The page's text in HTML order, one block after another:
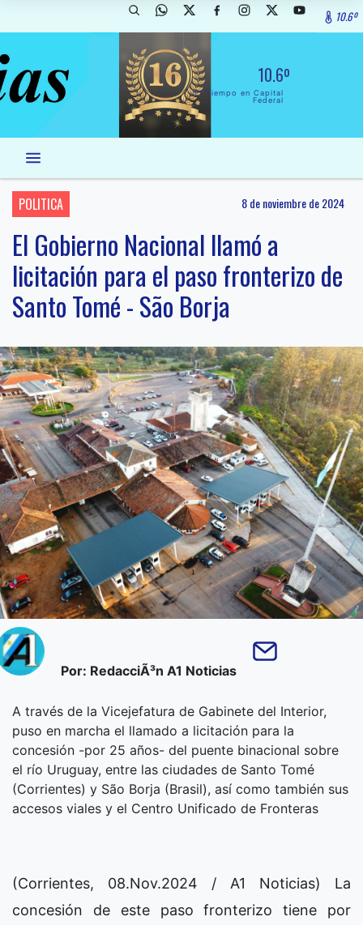
10.6º
10.6º
El Tiempo en Capital
Federal
POLITICA 8 de noviembre de 2024
El Gobierno Nacional llamó a
licitación para el paso fronterizo de
Santo Tomé - São Borja
Por: RedacciÃ³n A1 Noticias
A través de la Vicejefatura de Gabinete del Interior,
puso en marcha el llamado a licitación para la
concesión -por 25 años- del puente binacional sobre
el río Uruguay, entre las ciudades de Santo Tomé
(Corrientes) y São Borja (Brasil), así como también sus
accesos viales y el Centro Unificado de Fronteras
(Corrientes, 08.Nov.2024 / A1 Noticias) La
concesión de este paso fronterizo tiene por